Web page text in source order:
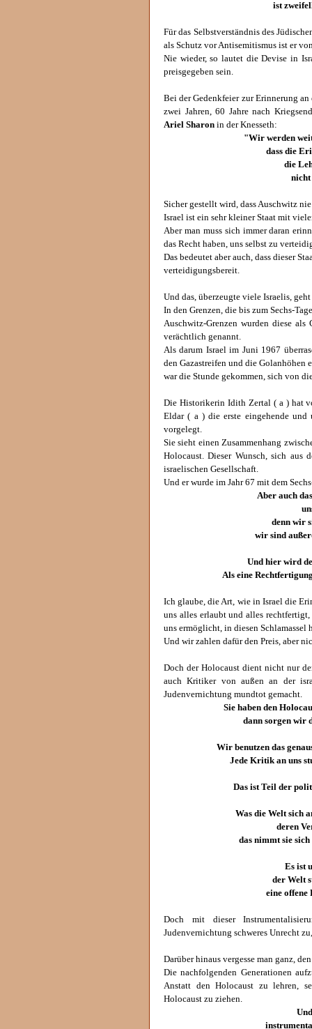
ist
Für das Selbstverständnis des
als Schutz vor Antisemitismus ist er
Nie wieder, so lautet die Devise in
preisgegeben sein.
Bei der Gedenkfeier zur Erinnerung
zwei Jahren, 60 Jahre nach
Ariel Sharon in der Knesseth:
"Wir werden
dass die
die
nicht
Sicher gestellt wird, dass Auschwitz
Israel ist ein sehr kleiner Staat mit
Aber man muss sich immer daran
das Recht haben, uns selbst zu
Das bedeutet aber auch, dass dieser
verteidigungsbereit.
Und das, überzeugte viele Israelis,
In den Grenzen, die bis zum Sechs-
Auschwitz-Grenzen wurden diese
verächtlich genannt.
Als darum Israel im Juni 1967
den Gazastreifen und die Golanhöhen
war die Stunde gekommen, sich von
Die Historikerin Idith Zertal ( a ) hat
Eldar ( a ) die erste eingehende und
vorgelegt.
Sie sieht einen Zusammenhang
Holocaust. Dieser Wunsch, sich aus
israelischen Gesellschaft.
Und er wurde im Jahr 67 mit dem
Aber auch
denn wir
wir sind
Und hier wird
Als eine
Ich glaube, die Art, wie in Israel die
uns alles erlaubt und alles
uns ermöglicht, in diesen Schlamassel
Und wir zahlen dafür den Preis, aber
Doch der Holocaust dient nicht nur
auch Kritiker von außen an der
Judenvernichtung mundtot gemacht.
Sie haben den
dann sorgen wir
Wir benutzen das
Jede Kritik an uns
Das ist Teil der
Was die Welt sich
deren
das nimmt sie
Es ist
der Welt
eine offene
Doch mit dieser
Judenvernichtung schweres Unrecht
Darüber hinaus vergesse man ganz,
Die nachfolgenden Generationen
Anstatt den Holocaust zu lehren,
Holocaust zu ziehen.